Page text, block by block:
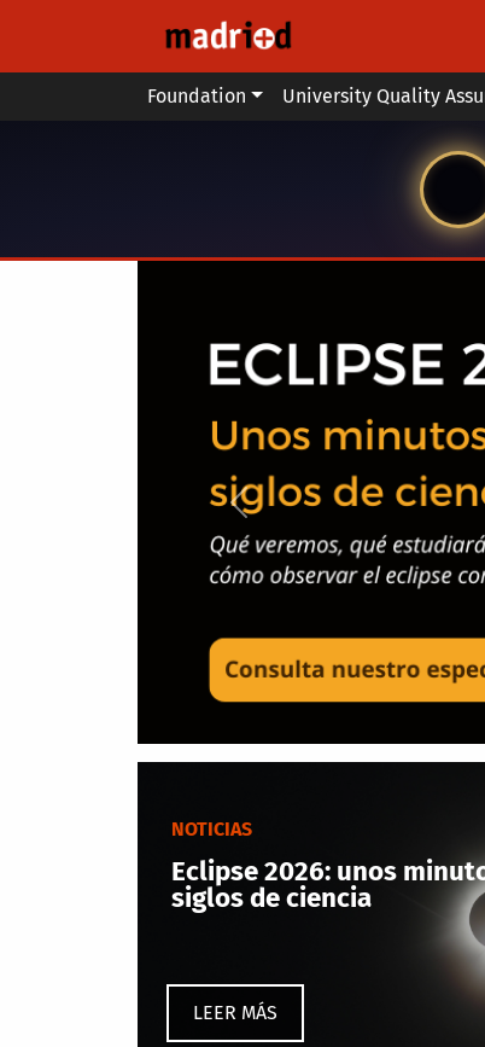
Main menu
Foundation University Quality
Anterior
NOTICIAS
Eclipse 2026: unos
siglos de ciencia
LEER MÁS